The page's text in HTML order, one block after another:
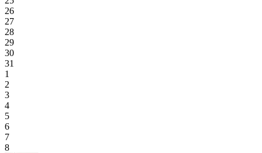
26
27
28
29
30
31
1
2
3
4
5
6
7
8